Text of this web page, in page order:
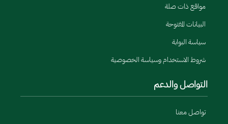
مواقع ذات صلة
البيانات المفتوحة
سياسة البوابة
شروط الاستخدام وسياسة الخصوصية
التواصل والدعم
تواصل معنا